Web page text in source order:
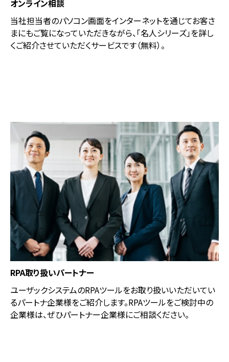
オンライン相談
当社担当者のパソコン画面をインターネットを通じてお客さ
まにもご覧になっていただきながら、「名人シリーズ」を詳し
くご紹介させていただくサービスです（無料）。
RPA取り扱いパートナー
ユーザックシステムのRPAツールをお取り扱いいただいてい
るパートナ企業様をご紹介します。RPAツールをご検討中の
企業様は、ぜひパートナー企業様にご相談ください。